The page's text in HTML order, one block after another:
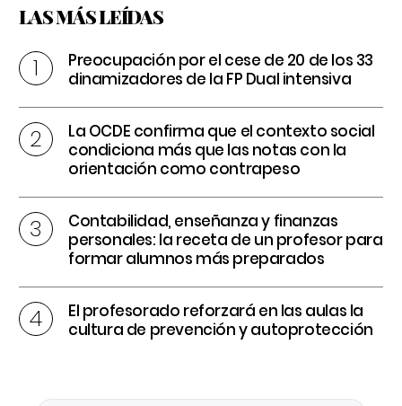
LAS MÁS LEÍDAS
Preocupación por el cese de 20 de los 33
dinamizadores de la FP Dual intensiva
La OCDE confirma que el contexto social
condiciona más que las notas con la
orientación como contrapeso
Contabilidad, enseñanza y finanzas
personales: la receta de un profesor para
formar alumnos más preparados
El profesorado reforzará en las aulas la
cultura de prevención y autoprotección